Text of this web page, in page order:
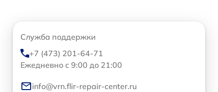
Служба поддержки
+7 (473) 201-64-71
Ежедневно с 9:00 до 21:00
info@vrn.flir-repair-center.ru